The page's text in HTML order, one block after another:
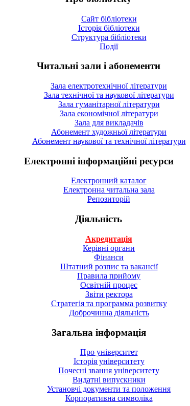
Сайт бібліотеки
Історія бібліотеки
Структура бібліотеки
Події
Читальні зали і абонементи
Зала електротехнічної літератури
Зала технічної та наукової літератури
Зала гуманітарної літератури
Зала економічної літератури
Зала для викладачів
Абонемент художньої літератури
Абонемент наукової та технічної літератури
Електронні інформаційні ресурси
Електронний каталог
Електронна читальна зала
Репозиторій
Діяльність
Акредитація
Керівні органи
Фінанси
Штатний розпис та вакансії
Правила прийому
Освітній процес
Звіти ректора
Стратегія та программа розвитку
Доброчинна діяльність
Загальна інформація
Про університет
Історія університету
Почесні звання університету
Видатні випускники
Установчі документи та положення
Корпоративна символiка